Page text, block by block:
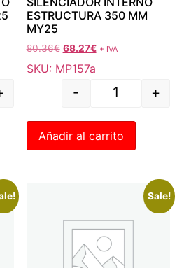
ESTRUCTURA 350 MM
MY25
80.36€ 68.27€ + IVA
SKU: MP157a
- +
Añadir al carrito
Sale!